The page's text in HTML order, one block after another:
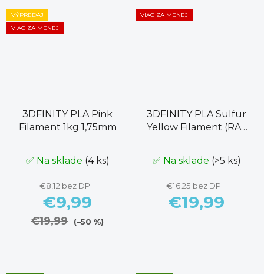
VÝPREDAJ
VIAC ZA MENEJ
3DFINITY PLA Pink
Filament 1kg 1,75mm
✅ Na sklade (4 ks)
€8,12 bez DPH
€9,99
€19,99 (–50 %)
VIAC ZA MENEJ
3DFINITY PLA Sulfur
Yellow Filament (RAL
✅ Na sklade (>5 ks)
€16,25 bez DPH
€19,99